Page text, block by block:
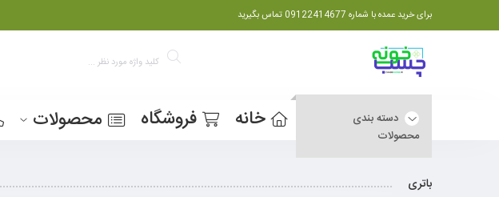
برای خرید عمده با شماره 09122414677 تماس بگیرید
دسته بندی
محصولات
خانه فروشگاه محصولات
باتری